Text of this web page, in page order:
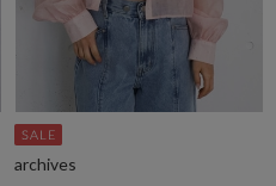
archives